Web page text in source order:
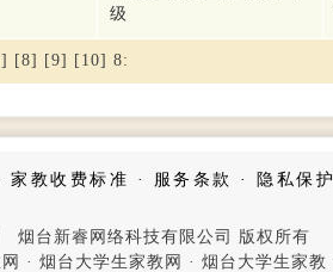
级
[8] [9] [10] 8:
家教收费标准 · 服务条款 · 隐私保护
台新睿网络科技有限公司 版权所有
· 烟台大学生家教网 · 烟台大学生家教